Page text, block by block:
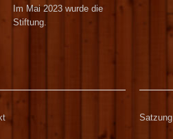
Im Mai 2023 wurde die
Stiftung.
Satzung